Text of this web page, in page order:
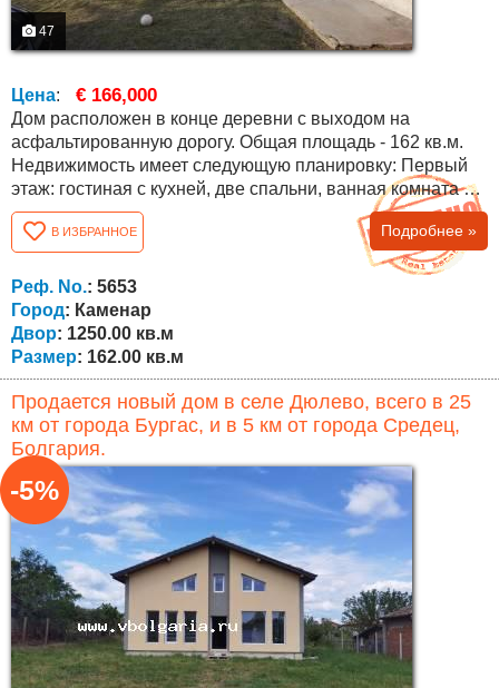
47
Цена: € 166,000
Дом расположен в конце деревни с выходом на
асфальтированную дорогу. Общая площадь - 162 кв.м.
Недвижимость имеет следующую планировку: Первый
этаж: гостиная с кухней, две спальни, ванная комната с
туалетом, коридор, веранда с барбекю и лестница на
второй этаж. Второй этаж (мансардный): три спальни,
коридор, две террасы и ванная комната с туалетом. Дом
отремонтирован, с новым стеклопакетом и новой
отремонтированной крышей....
В ИЗБРАННОЕ Подробнее »
Реф. No.: 5653
Город: Каменар
Двор: 1250.00 кв.м
Размер: 162.00 кв.м
Продается новый дом в селе Дюлево, всего в 25
км от города Бургас, и в 5 км от города Средец,
Болгария.
-5%